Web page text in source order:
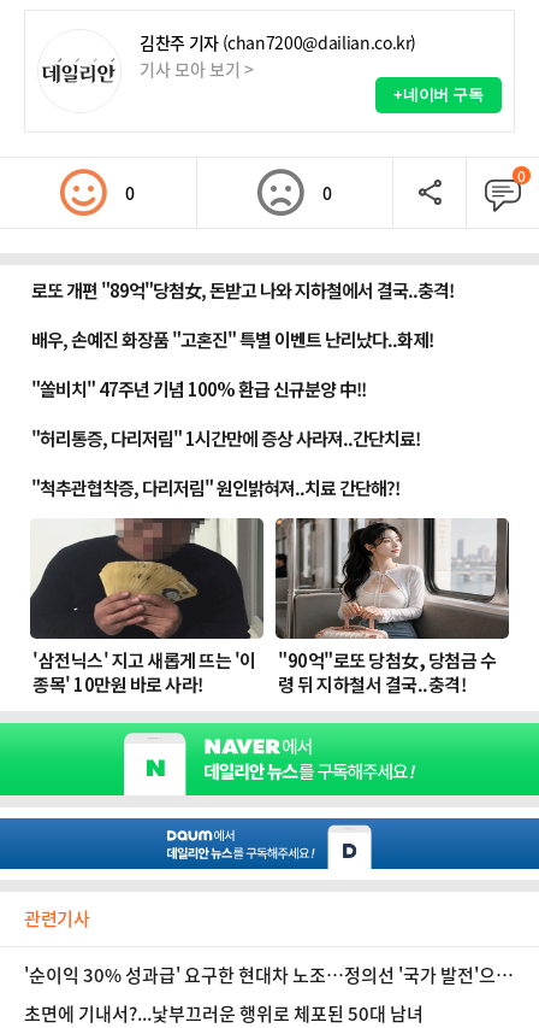
김찬주 기자 (chan7200@dailian.co.kr)
기사 모아 보기 >
+네이버 구독
0 0
0
관련기사
'순이익 30% 성과급' 요구한 현대차 노조…정의선 '국가 발전'으로
답했다 [인터뷰]
초면에 기내서?...낯부끄러운 행위로 체포된 50대 남녀